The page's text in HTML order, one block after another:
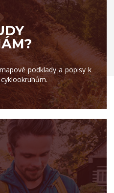
podklady a popisy k